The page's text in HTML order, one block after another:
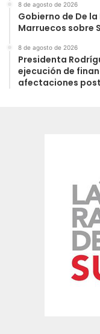
8 de agosto de 2026
Gobierno de De
Marruecos sobre
8 de agosto de 2026
Presidenta
ejecución de
afectaciones